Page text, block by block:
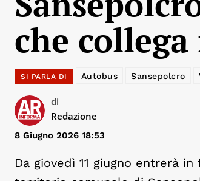
che
SI PARLA DI Autobus Sansepolcro
di
Redazione
8 Giugno 2026 18:53
Da giovedì 11 giugno entrerà